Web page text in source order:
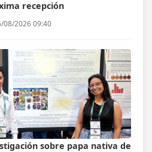
recepción
08/2026 09:40
sobre papa nativa de